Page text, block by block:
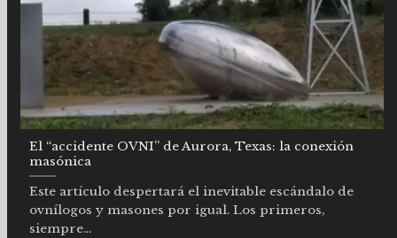
El “accidente OVNI” de Aurora, Texas: la conexión
masónica
Este artículo despertará el inevitable escándalo de
ovnílogos y masones por igual. Los primeros,
siempre...